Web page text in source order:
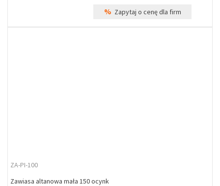
% Zapytaj o cenę dla firm
ZA-PI-100
Zawiasa altanowa mała 150 ocynk